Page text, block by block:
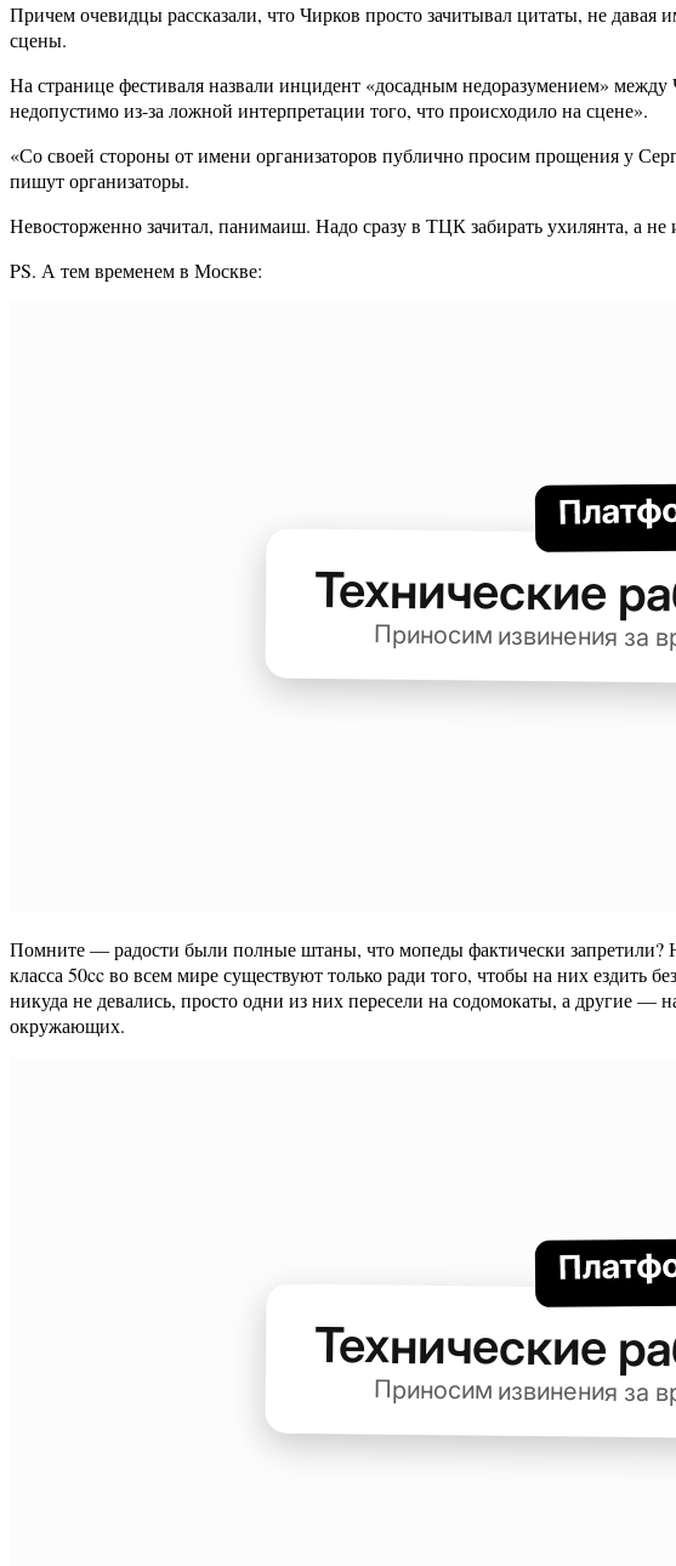
Причем очевидцы рассказали, что Чирков просто зачитывал цитаты, не
сцены.
На странице фестиваля назвали инцидент «досадным недоразумением»
недопустимо из-за ложной интерпретации того, что происходило на сцене».
«Со своей стороны от имени организаторов публично просим прощения у
пишут организаторы.
Невосторженно зачитал, панимаиш. Надо сразу в ТЦК забирать ухилянта, а не
PS. А тем временем в Москве:
Помните — радости были полные штаны, что мопеды фактически запретили?
класса 50cc во всем мире существуют только ради того, чтобы на них
никуда не девались, просто одни из них пересели на содомокаты, а другие
окружающих.